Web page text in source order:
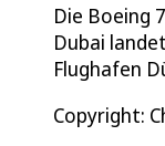
Die Boeing
Dubai
Flughafen
Copyright: